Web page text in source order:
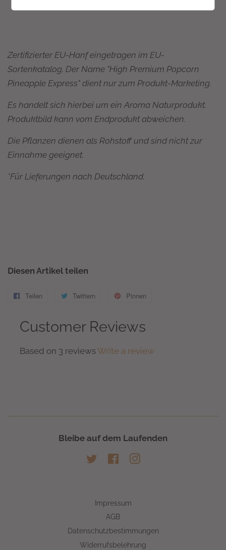
Zertifizierter EU-Hanf eingetragen im EU-
Sortenkatalog. Der Name "High Premium Popcorn
Pineapple Express" dient nur zum Produkt-Marketing.
Es handelt sich hierbei um ein Aroma Naturprodukt.
Produktbild kann vom Endprodukt abweichen.
Die Pflanzen dienen als Rohstoff und sind nicht zur
Einnahme geeignet.
*Für Lieferungen nach Deutschland.
Diesen Artikel teilen
Teilen
teilen
Twittern
twittern
Pinnen
Customer Reviews
Based on 3 reviewsWrite a review
Bleibe auf dem Laufenden
Twitter Facebook
Impressum
AGB
Datenschutzbestimmungen
Widerrufsbelehrung